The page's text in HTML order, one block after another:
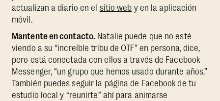
actualizan a diario en el sitio web y en la aplicación
móvil.
Mantente en contacto. Natalie puede que no esté
viendo a su “increíble tribu de OTF” en persona, dice,
pero está conectada con ellos a través de Facebook
Messenger, “un grupo que hemos usado durante años.”
También puedes seguir la página de Facebook de tu
estudio local y “reunirte” ahí para animarse